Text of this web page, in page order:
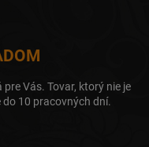
Vás. Tovar, ktorý nie je
10 pracovných dní.